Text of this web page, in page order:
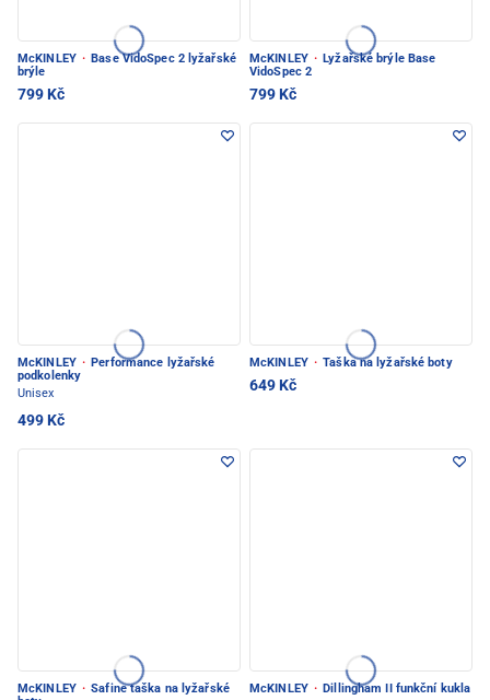
McKINLEY · Base VidoSpec 2 lyžařské
brýle
799 Kč
McKINLEY · Lyžařské brýle Base
VidoSpec 2
799 Kč
McKINLEY · Performance lyžařské
podkolenky
Unisex
499 Kč
McKINLEY · Taška na lyžařské boty
649 Kč
McKINLEY · Safine taška na lyžařské
McKINLEY · Dillingham II funkční kukla